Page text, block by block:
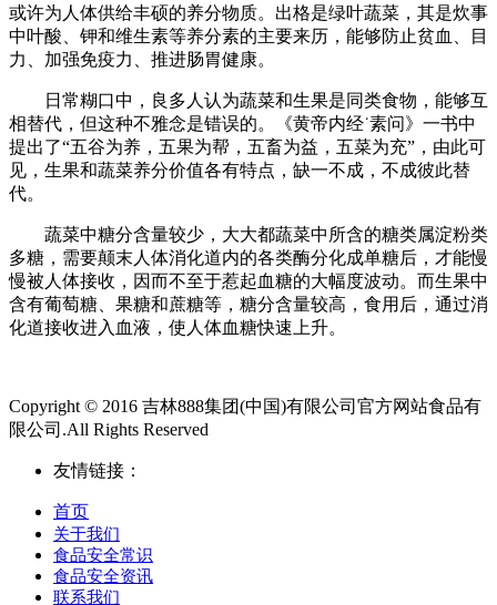
或许为人体供给丰硕的养分物质。出格是绿叶蔬菜，其是炊事
中叶酸、钾和维生素等养分素的主要来历，能够防止贫血、目
力、加强免疫力、推进肠胃健康。
日常糊口中，良多人认为蔬菜和生果是同类食物，能够互
相替代，但这种不雅念是错误的。《黄帝内经˙素问》一书中
提出了“五谷为养，五果为帮，五畜为益，五菜为充”，由此可
见，生果和蔬菜养分价值各有特点，缺一不成，不成彼此替
代。
蔬菜中糖分含量较少，大大都蔬菜中所含的糖类属淀粉类
多糖，需要颠末人体消化道内的各类酶分化成单糖后，才能慢
慢被人体接收，因而不至于惹起血糖的大幅度波动。而生果中
含有葡萄糖、果糖和蔗糖等，糖分含量较高，食用后，通过消
化道接收进入血液，使人体血糖快速上升。
Copyright © 2016 吉林888集团(中国)有限公司官方网站食品有
限公司.All Rights Reserved
友情链接：
首页
关于我们
食品安全常识
食品安全资讯
联系我们